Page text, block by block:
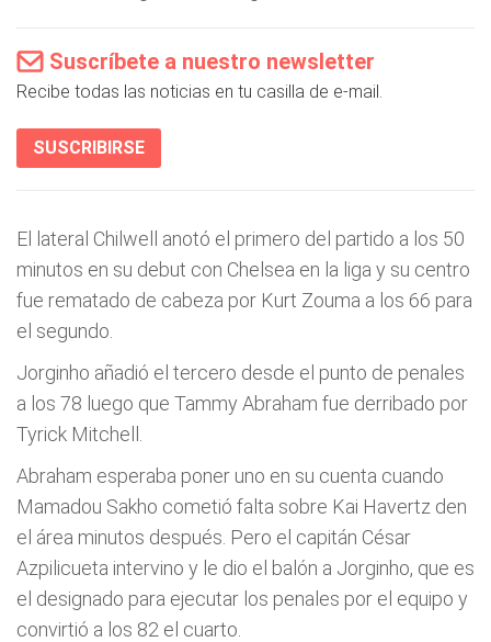
Suscríbete a nuestro newsletter
Recibe todas las noticias en tu casilla de e-mail.
SUSCRIBIRSE
El lateral Chilwell anotó el primero del partido a los 50
minutos en su debut con Chelsea en la liga y su centro
fue rematado de cabeza por Kurt Zouma a los 66 para
el segundo.
Jorginho añadió el tercero desde el punto de penales
a los 78 luego que Tammy Abraham fue derribado por
Tyrick Mitchell.
Abraham esperaba poner uno en su cuenta cuando
Mamadou Sakho cometió falta sobre Kai Havertz den
el área minutos después. Pero el capitán César
Azpilicueta intervino y le dio el balón a Jorginho, que es
el designado para ejecutar los penales por el equipo y
convirtió a los 82 el cuarto.